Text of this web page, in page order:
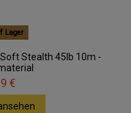
Lager
Stealth 45lb 10m -
€